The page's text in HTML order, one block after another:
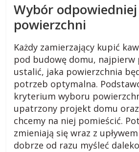
s
k
b
Wybór odpowiedniej
powierzchni
Każdy zamierzający kupić
pod budowę domu, najpierw
ustalić, jaka powierzchnia
potrzeb optymalna.
kryterium wyboru
upatrzony projekt domu
chcemy na niej pomieścić.
zmieniają się wraz z
dobrze od razu myśleć